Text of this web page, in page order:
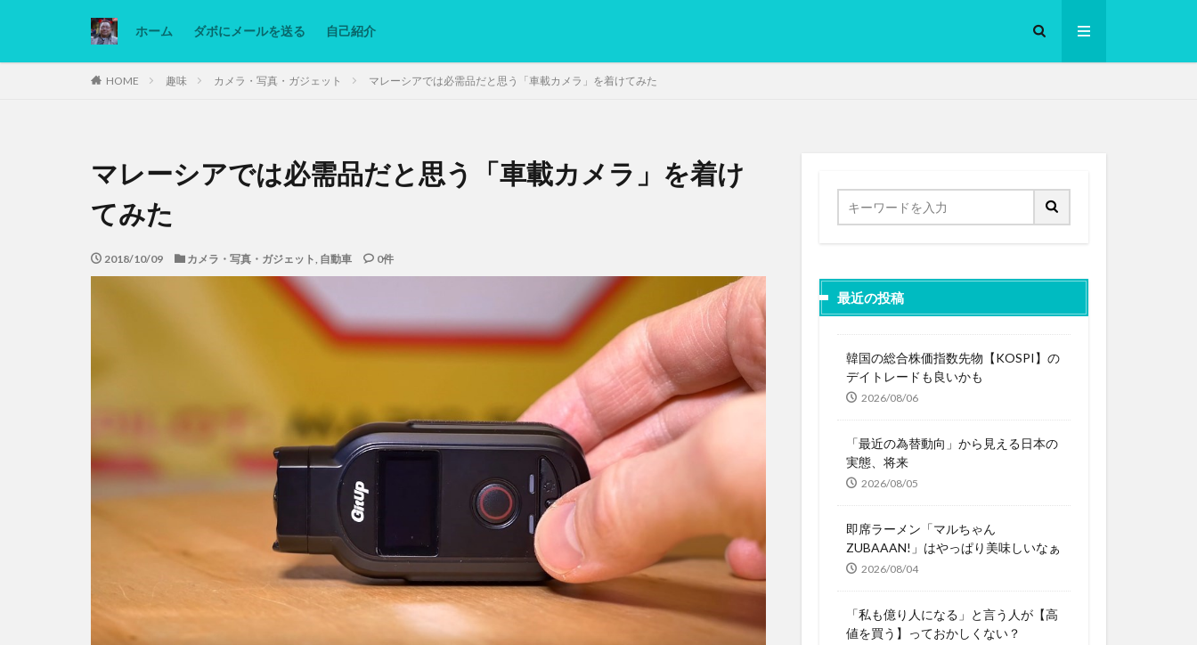
ホーム ダボにメールを送る 自己紹介
HOME 趣味 カメラ・写真・ガジェット マレーシアでは必需品だと思う「車載カメラ」を着けてみた
マレーシアでは必需品だと思う「車載カメラ」を着け
てみた
2018/10/09 カメラ・写真・ガジェット, 自動車 0件
最近の投稿
韓国の総合株価指数先物【KOSPI】の
デイトレードも良いかも
2026/08/06
「最近の為替動向」から見える日本の
実態、将来
2026/08/05
即席ラーメン「マルちゃん
ZUBAAAN!」はやっぱり美味しいなぁ
2026/08/04
「私も億り人になる」と言う人が【高
値を買う】っておかしくない？
カテゴリー
Ninjatrader PC グリグリ画像 マレーシア動画 ヨーグルト
低温調理・スロークッカー